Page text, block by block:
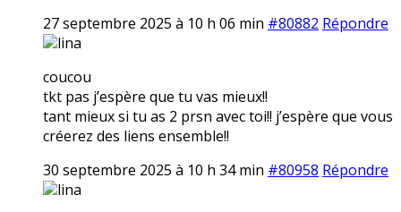
27 septembre 2025 à 10 h 06 min #80882 Répondre
lina
coucou
tkt pas j’espère que tu vas mieux!!
tant mieux si tu as 2 prsn avec toi!! j’espère que vous
créerez des liens ensemble!!
30 septembre 2025 à 10 h 34 min #80958 Répondre
lina